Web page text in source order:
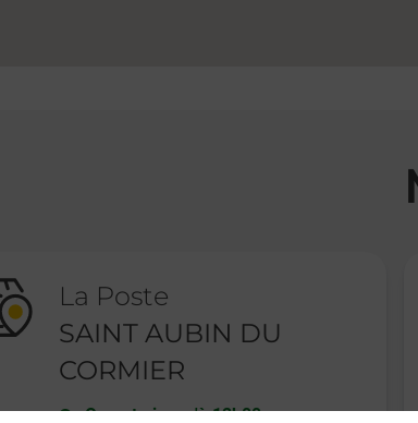
La Poste
SAINT AUBIN DU
CORMIER
Ouvert-jusqu'à 12h00